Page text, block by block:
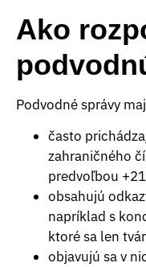
Ako
Podvodné správy
často
zahraničného
predvoľbou
obsahujú
napríklad s
ktoré sa len
objavujú sa v